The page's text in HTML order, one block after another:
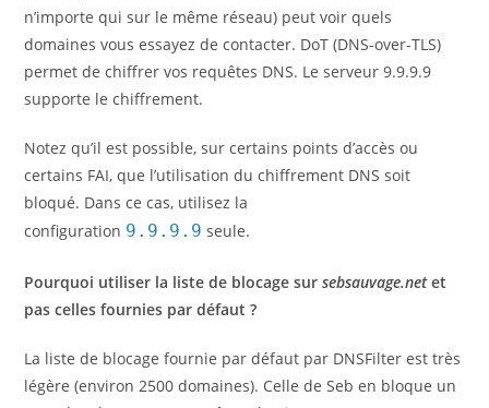
n’importe qui sur le même réseau) peut voir quels
domaines vous essayez de contacter. DoT (DNS-over-TLS)
permet de chiffrer vos requêtes DNS. Le serveur 9.9.9.9
supporte le chiffrement.
Notez qu’il est possible, sur certains points d’accès ou
certains FAI, que l’utilisation du chiffrement DNS soit
bloqué. Dans ce cas, utilisez la
configuration 9.9.9.9 seule.
Pourquoi utiliser la liste de blocage sursebsauvage.netet
pas celles fournies par défaut ?
La liste de blocage fournie par défaut par DNSFilter est très
légère (environ 2500 domaines). Celle de Seb en bloque un